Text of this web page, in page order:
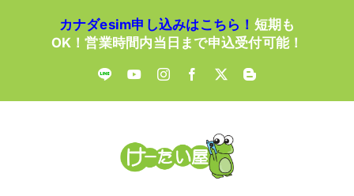
カナダesim申し込みはこちら！ 短期も
OK！営業時間内当日まで申込受付可能！
LINE YouTubeInstagramFacebook
X Blogger